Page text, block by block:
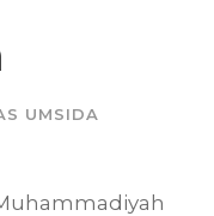
UMSIDA